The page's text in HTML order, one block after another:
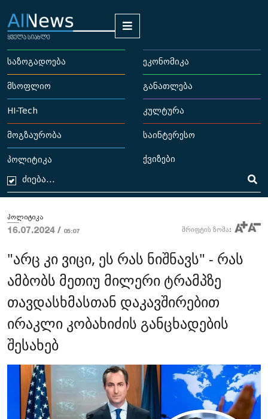
საზოგადოება ეკონომიკა
მსოფლიო განათლება
HI-Tech კულტურა
მოგზაურობა საინტერესო
პოლიტიკა ქვიზები
პოლიტიკა
16.07.2024 / 05:07 შრიფტის ზომა:
"არც კი ვიცი, ეს რას ნიშნავს" - რას
ამბობს მეთიუ მილერი ტრამპზე
თავდასხმასთან დაკავშირებით
ირაკლი კობახიძის განცხადების
შესახებ